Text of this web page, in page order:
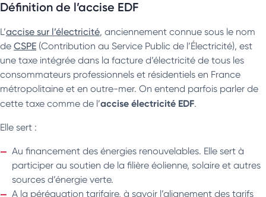
Définition de l’accise EDF
L’accise sur l’électricité, anciennement connue sous le nom
de CSPE (Contribution au Service Public de l’Électricité), est
une taxe intégrée dans la facture d’électricité de tous les
consommateurs professionnels et résidentiels en France
métropolitaine et en outre-mer. On entend parfois parler de
cette taxe comme de l’accise électricité EDF.
Elle sert :
Au financement des énergies renouvelables. Elle sert à
participer au soutien de la filière éolienne, solaire et autres
sources d’énergie verte.
A la péréquation tarifaire, à savoir l’alignement des tarifs